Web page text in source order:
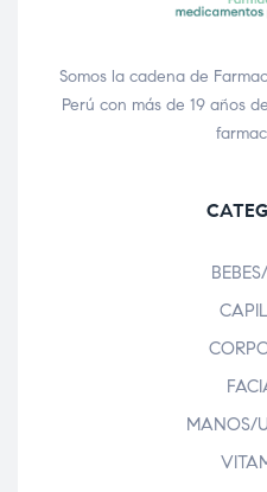
Somos la cadena de
Perú con más de 19 años
MANOS/